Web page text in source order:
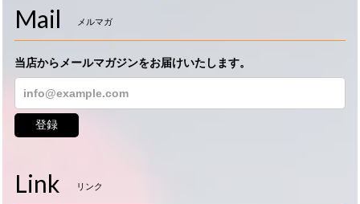
Mail メルマガ
当店からメールマガジンをお届けいたします。
登録
Link リンク